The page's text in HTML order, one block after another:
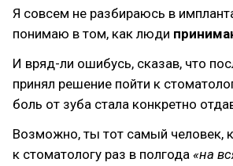
Я совсем не разбираюсь в
понимаю в том, как люди
И вряд-ли ошибусь, сказав, что
принял решение пойти к
боль от зуба стала конкретно
Возможно, ты тот самый человек,
к стоматологу раз в полгода «на